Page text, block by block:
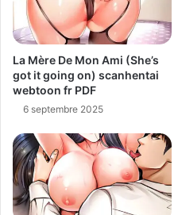
La Mère De Mon Ami (She’s
got it going on) scanhentai
webtoon fr PDF
6 septembre 2025